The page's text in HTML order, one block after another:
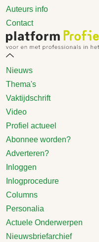
Auteurs info
Contact
Nieuws
Thema's
Vaktijdschrift
Video
Profiel actueel
Abonnee worden?
Adverteren?
Inloggen
Inlogprocedure
Columns
Personalia
Actuele Onderwerpen
Nieuwsbriefarchief